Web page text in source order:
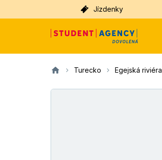
Jízdenky
Turecko Egejská riviéra